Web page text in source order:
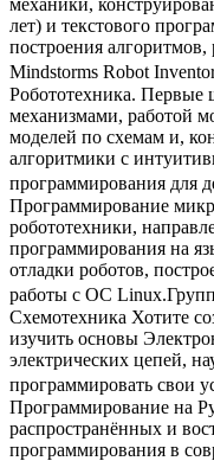
механики,
лет) и текстового
построения
Mindstorms Robot
Робототехника. Первые
механизмами, работой
моделей по схемам и,
алгоритмики с
программирования для
Программирование
робототехники,
программирования на
отладки роботов,
работы с ОС
Схемотехника Хотите
изучить основы
электрических цепей,
программировать свои
Программирование на
распространённых и
программирования в